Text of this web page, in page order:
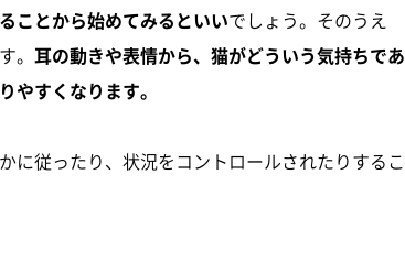
ことから始めてみるといいでしょう。そのうえ
。 耳の動きや表情から、猫がどういう気持ちであ
やすくなります。
に従ったり、状況をコントロールされたりするこ